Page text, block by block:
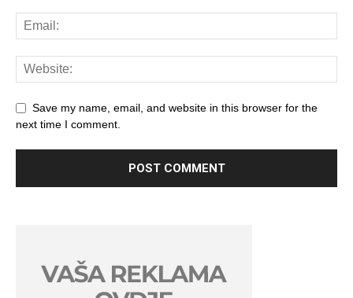
Save my name, email, and website in this browser for the
next time I comment.